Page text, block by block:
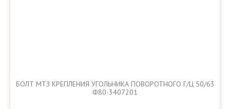
БОЛТ МТЗ КРЕПЛЕНИЯ УГОЛЬНИКА ПОВОРОТНОГО Г/Ц 50/63
Ф80-3407201